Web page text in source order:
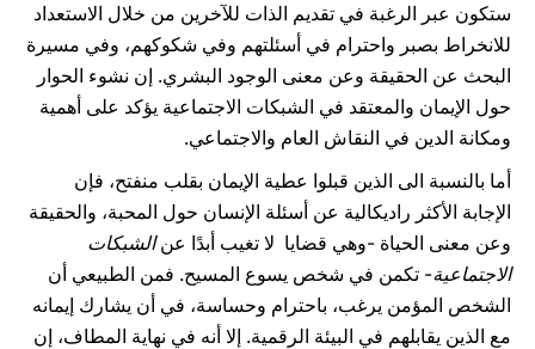
ستكون عبر الرغبة في تقديم الذات للآخرين من خلال الاستعداد
للانخراط بصبر واحترام في أسئلتهم وفي شكوكهم، وفي مسيرة
البحث عن الحقيقة وعن معنى الوجود البشري. إن نشوء الحوار
حول الإيمان والمعتقد في الشبكات الاجتماعية يؤكد على أهمية
ومكانة الدين في النقاش العام والاجتماعي.
أما بالنسبة الى الذين قبلوا عطية الإيمان بقلب منفتح، فإن
الإجابة الأكثر راديكالية عن أسئلة الإنسان حول المحبة، والحقيقة
وعن معنى الحياة -وهي قضايا لا تغيب أبدًا عنالشبكات
الاجتماعية- تكمن في شخص يسوع المسيح. فمن الطبيعي أن
الشخص المؤمن يرغب، باحترام وحساسة، في أن يشارك إيمانه
مع الذين يقابلهم في البيئة الرقمية. إلا أنه في نهاية المطاف، إن